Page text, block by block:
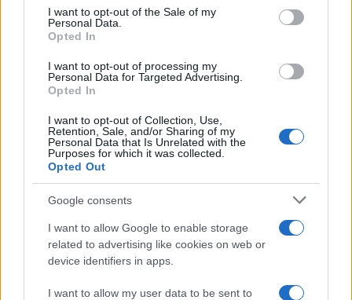
consent section.
I want to opt-out of the Sale of my
Personal Data.
Opted In
I want to opt-out of processing my
Personal Data for Targeted Advertising.
Opted In
I want to opt-out of Collection, Use,
Retention, Sale, and/or Sharing of my
Personal Data that Is Unrelated with the
Purposes for which it was collected.
Opted Out
Google consents
I want to allow Google to enable storage
related to advertising like cookies on web or
device identifiers in apps.
I want to allow my user data to be sent to
Crescimento de 131% nos investimentos imobiliários em São
Paulo entre 2026 e 2026
Rafael Oliveira · 8 ago 2026
INVESTIMENTOS